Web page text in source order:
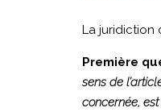
La juridiction
Première
sens de
concernée,